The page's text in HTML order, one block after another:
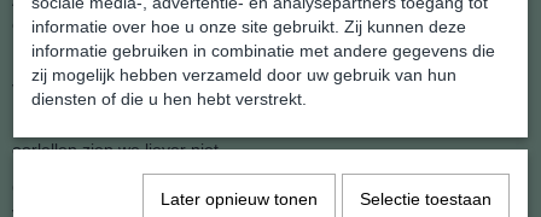
oorhangers te dragen. Ze zijn natuurlijk niet voor de allerkleinste,
Maar op de lagere school kan je dochter trots rondlopen met deze
vrolijke oorhangers.
oorlellen zien we liever niet.
Om te voorkomen dat de haakjes uit het oor vallen hebben we ze
voorzien van siliconen stoppers.
informatie over hoe u onze site gebruikt. Zij kunnen deze
informatie gebruiken in combinatie met andere gegevens die
zij mogelijk hebben verzameld door uw gebruik van hun
diensten of die u hen hebt verstrekt.
Later opnieuw tonen Selectie toestaan